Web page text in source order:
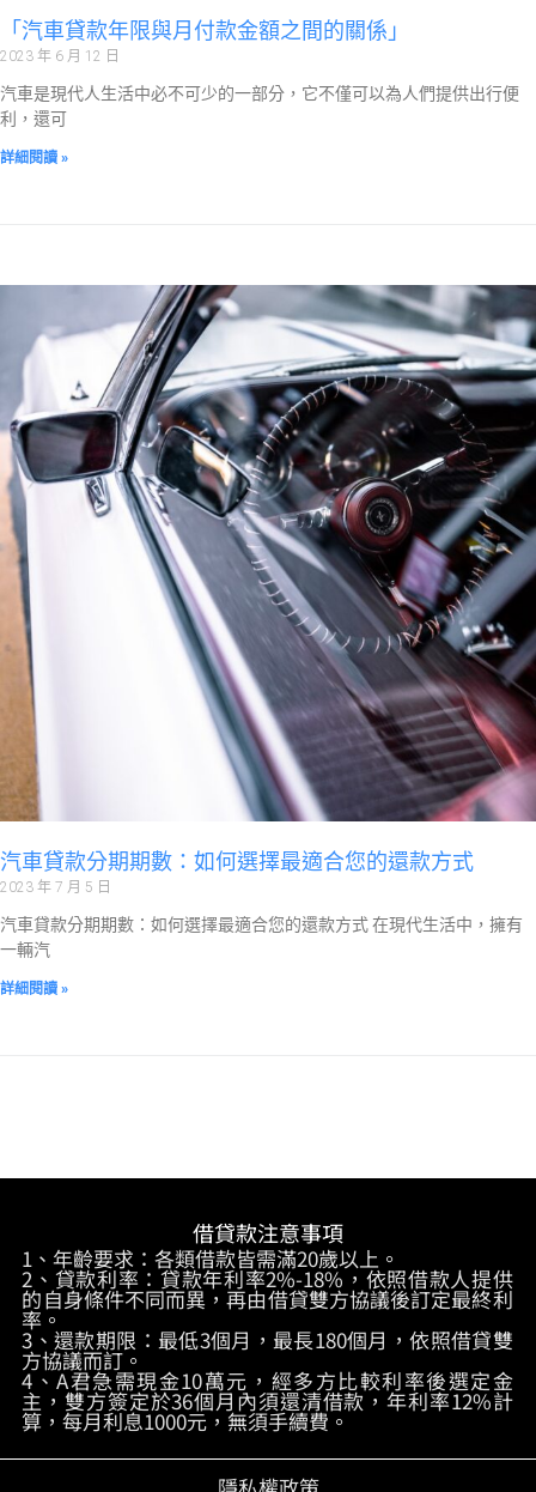
「汽車貸款年限與月付款金額之間的關係」
2023 年 6 月 12 日
汽車是現代人生活中必不可少的一部分，它不僅可以為人們提供出行便
利，還可
詳細閱讀 »
汽車貸款分期期數：如何選擇最適合您的還款方式
2023 年 7 月 5 日
汽車貸款分期期數：如何選擇最適合您的還款方式 在現代生活中，擁有
一輛汽
詳細閱讀 »
借貸款注意事項
1、年齡要求：各類借款皆需滿20歲以上。
2、貸款利率：貸款年利率2%-18%，依照借款人提供
的自身條件不同而異，再由借貸雙方協議後訂定最終利
率。
3、還款期限：最低3個月，最長180個月，依照借貸雙
方協議而訂。
4、A君急需現金10萬元，經多方比較利率後選定金
主，雙方簽定於36個月內須還清借款，年利率12%計
算，每月利息1000元，無須手續費。